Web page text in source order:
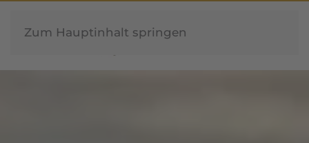
Zum Hauptinhalt springen